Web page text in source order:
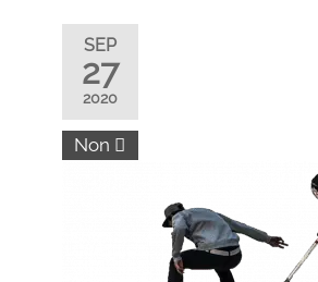
SEP
27
2020
Non